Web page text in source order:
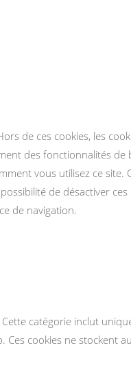
de ces cookies, les
des fonctionnalités de
vous utilisez ce site.
de désactiver ces
de navigation.
catégorie inclut
Ces cookies ne stockent